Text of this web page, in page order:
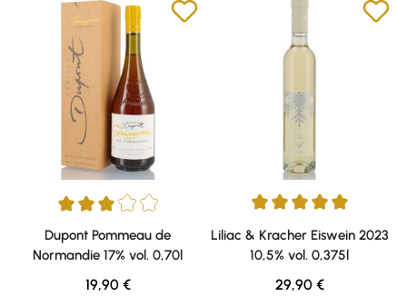
Durchschnittliche Bewertung von 3 von 5 Sternen
Dupont Pommeau de
Normandie 17% vol. 0,70l
Regulärer Preis:
19,90 €
Durchschnittliche Bewertung
Liliac & Kracher Eiswein 2023
10,5% vol. 0,375l
Regulärer Preis:
29,90 €